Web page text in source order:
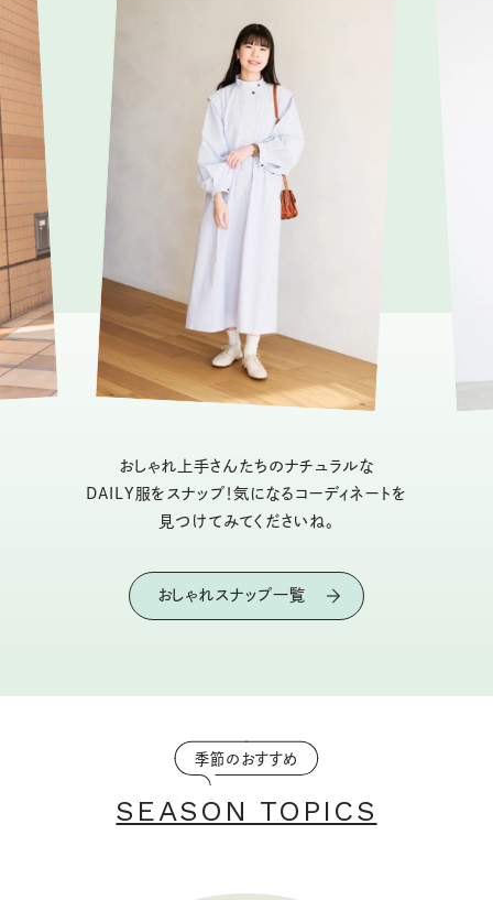
おしゃれ上手さんたちのナチュラルな
DAILY服をスナップ！気になるコーディネートを
見つけてみてくださいね。
おしゃれスナップ一覧
季節のおすすめ
SEASON TOPICS